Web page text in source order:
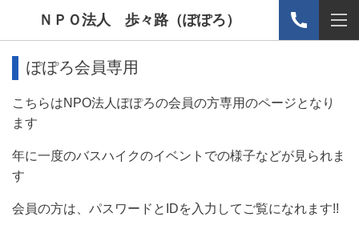
ＮＰＯ法人 歩々路（ぽぽろ）
ぽぽろ会員専用
こちらはNPO法人ぽぽろの会員の方専用のページとなり
ます
年に一度のバスハイクのイベントでの様子などが見られま
す
会員の方は、パスワードとIDを入力してご覧になれます!!